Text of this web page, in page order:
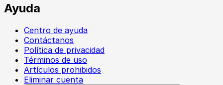
Ayuda
Centro de ayuda
Contáctanos
Política de privacidad
Términos de uso
Artículos prohibidos
Eliminar cuenta